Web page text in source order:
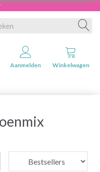
Aanmelden Winkelwagen